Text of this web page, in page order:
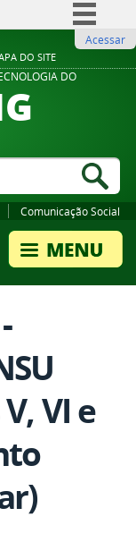
DO SITE
BR
Acessar
DO
Comunicação Social
VI e